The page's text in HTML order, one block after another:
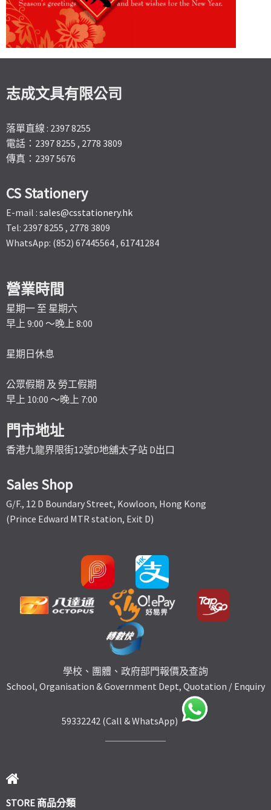
志成文具有限公司
落單直線 : 2397 8255
電話：2397 8255 , 2778 3809
傳真：2397 5676
CS Stationery
E-mail : sales@csstationery.hk
Tel: 2397 8255 , 2778 3809
WhatsApp: (852) 67445564 , 61741284
營業時間
星期一 至 星期六
早上 9:00 ～晚上 8:00
星期日休息
公眾假期 及 勞工假期
早上 10:00 ～晚上 7:00
門市地址
香港九龍界限街12號D地舖太子站 D出口
Sales Shop
G/F., 12 D Boundary Street, Kowloon, Hong Kong
(Prince Edward MTR station, Exit D)
學校、團體、政府部門報價及查詢
School, Organisation & Government Dept, Quotation / Enquiry
59332242 (Call & WhatsApp)
STORE 商品分類